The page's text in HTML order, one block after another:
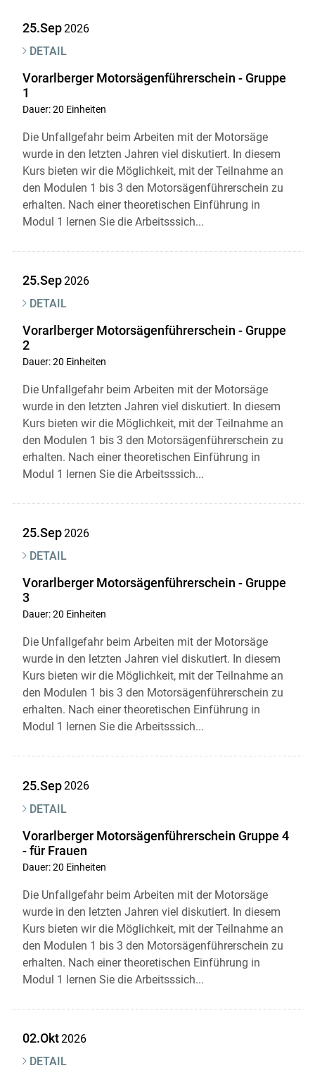
25.Sep2026
DETAIL
Vorarlberger Motorsägenführerschein - Gruppe
1
Dauer: 20 Einheiten
Die Unfallgefahr beim Arbeiten mit der Motorsäge
wurde in den letzten Jahren viel diskutiert. In diesem
Kurs bieten wir die Möglichkeit, mit der Teilnahme an
den Modulen 1 bis 3 den Motorsägenführerschein zu
erhalten. Nach einer theoretischen Einführung in
Modul 1 lernen Sie die Arbeitsssich...
25.Sep2026
DETAIL
Vorarlberger Motorsägenführerschein - Gruppe
2
Dauer: 20 Einheiten
Die Unfallgefahr beim Arbeiten mit der Motorsäge
wurde in den letzten Jahren viel diskutiert. In diesem
Kurs bieten wir die Möglichkeit, mit der Teilnahme an
den Modulen 1 bis 3 den Motorsägenführerschein zu
erhalten. Nach einer theoretischen Einführung in
Modul 1 lernen Sie die Arbeitsssich...
25.Sep2026
DETAIL
Vorarlberger Motorsägenführerschein - Gruppe
3
Dauer: 20 Einheiten
Die Unfallgefahr beim Arbeiten mit der Motorsäge
wurde in den letzten Jahren viel diskutiert. In diesem
Kurs bieten wir die Möglichkeit, mit der Teilnahme an
den Modulen 1 bis 3 den Motorsägenführerschein zu
erhalten. Nach einer theoretischen Einführung in
Modul 1 lernen Sie die Arbeitsssich...
25.Sep2026
DETAIL
Vorarlberger Motorsägenführerschein Gruppe 4
- für Frauen
Dauer: 20 Einheiten
Die Unfallgefahr beim Arbeiten mit der Motorsäge
wurde in den letzten Jahren viel diskutiert. In diesem
Kurs bieten wir die Möglichkeit, mit der Teilnahme an
den Modulen 1 bis 3 den Motorsägenführerschein zu
erhalten. Nach einer theoretischen Einführung in
Modul 1 lernen Sie die Arbeitsssich...
02.Okt2026
DETAIL